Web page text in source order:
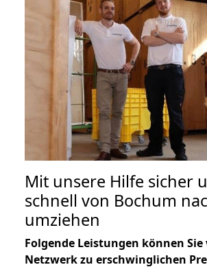
Mit unsere Hilfe sicher
schnell von Bochum
umziehen
Folgende Leistungen können
Netzwerk zu erschwinglichen